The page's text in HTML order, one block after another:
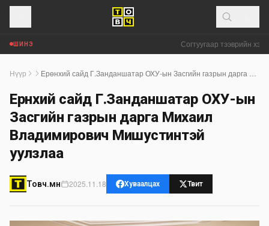
ШИНЭ Согтуугаар тээврийн
Нүүр
Ерөнхий сайд Г.Занданшатар ОХУ-ын
Засгийн газрын дарга Михаил
Владимирович Мишустинтэй
уулзлаа
Товч.мн 2025.11.18 Хуваалцах Твит